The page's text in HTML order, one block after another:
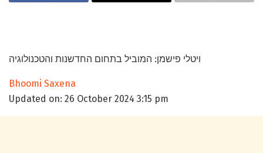
ויטלי פישמן: המוביל בתחום החדשנות והטכנולוגיה
Bhoomi Saxena
Updated on: 26 October 2024 3:15 pm